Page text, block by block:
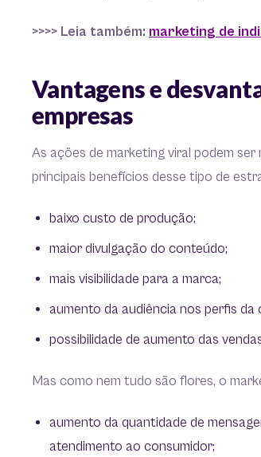
>>>> Leia também: marketing de
Vantagens e
empresas
As ações de marketing viral podem
principais benefícios desse tipo de
baixo custo de produção;
maior divulgação do conteúdo;
mais visibilidade para a marca;
aumento da audiência nos perfis da
possibilidade de aumento das
Mas como nem tudo são flores, o
aumento da quantidade de
atendimento ao consumidor;